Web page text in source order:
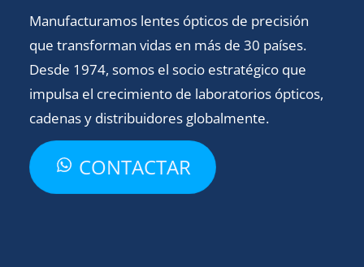
Manufacturamos lentes ópticos de precisión
que transforman vidas en más de 30 países.
Desde 1974, somos el socio estratégico que
impulsa el crecimiento de laboratorios ópticos,
cadenas y distribuidores globalmente.
CONTACTAR